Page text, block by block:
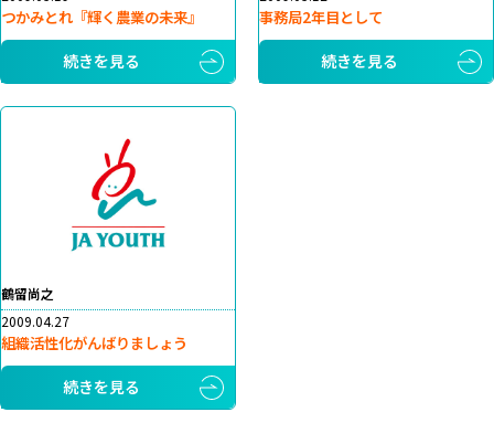
つかみとれ『輝く農業の未来』
続きを見る
事務局2年目として
続きを見る
鶴留尚之
2009.04.27
組織活性化がんばりましょう
続きを見る